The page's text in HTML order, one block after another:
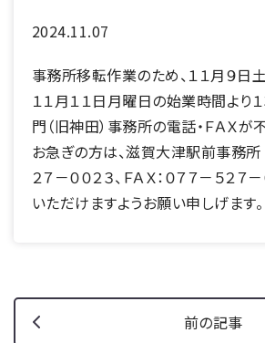
2024.11.07
事務所移転作業のため、１１月９日
１１月１１日月曜日の始業時間より
門（旧神田）事務所の電話・ＦＡＸが
お急ぎの方は、滋賀大津駅前事務所
２７－００２３、ＦＡＸ：０７７－５２７
いただけますようお願い申しげます。
前の記事